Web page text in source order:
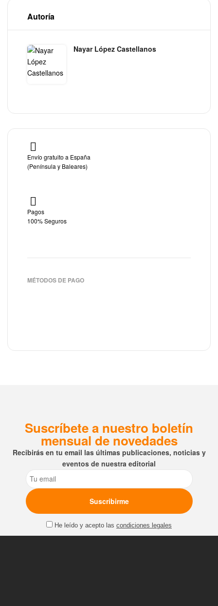
Autoría
Nayar López Castellanos
Envío gratuito a España
(Península y Baleares)
Pagos
100% Seguros
MÉTODOS DE PAGO
Suscríbete a nuestro boletín
mensual de novedades
Recibirás en tu email las últimas publicaciones, noticias y
eventos de nuestra editorial
Email
He leído y acepto las condiciones legales